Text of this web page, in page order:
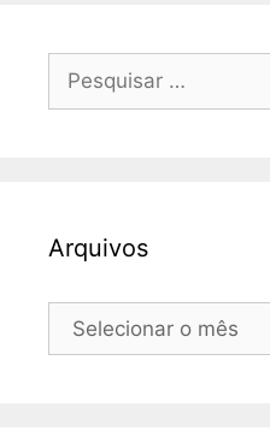
Pesquisar
Arquivos
Arquivos